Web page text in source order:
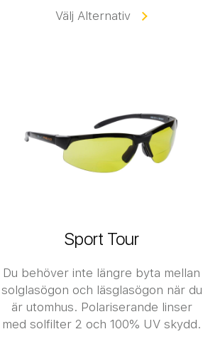
Välj Alternativ
Sport Tour
Du behöver inte längre byta mellan
solglasögon och läsglasögon när du
är utomhus. Polariserande linser
med solfilter 2 och 100% UV skydd.